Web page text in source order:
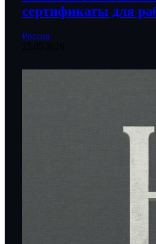
сертификаты для
Россия